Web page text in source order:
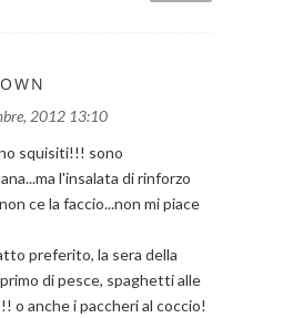
2012 13:10
squisiti!!! sono
l'insalata di rinforzo
ce la faccio...non mi piace
preferito, la sera della
di pesce, spaghetti alle
o anche i paccheri al coccio!